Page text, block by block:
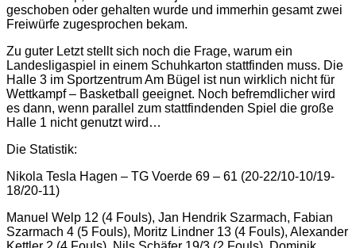
geschoben oder gehalten wurde und immerhin gesamt zwei
Freiwürfe zugesprochen bekam.
Zu guter Letzt stellt sich noch die Frage, warum ein
Landesligaspiel in einem Schuhkarton stattfinden muss. Die
Halle 3 im Sportzentrum Am Bügel ist nun wirklich nicht für
Wettkampf – Basketball geeignet. Noch befremdlicher wird
es dann, wenn parallel zum stattfindenden Spiel die große
Halle 1 nicht genutzt wird…
Die Statistik:
Nikola Tesla Hagen – TG Voerde 69 – 61 (20-22/10-10/19-
18/20-11)
Manuel Welp 12 (4 Fouls), Jan Hendrik Szarmach, Fabian
Szarmach 4 (5 Fouls), Moritz Lindner 13 (4 Fouls), Alexander